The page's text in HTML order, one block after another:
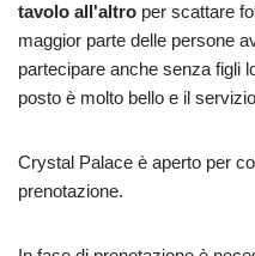
tavolo all'altro per scattare
maggior parte delle persone
partecipare anche senza figli
posto è molto bello e il
Crystal Palace è aperto per
prenotazione.